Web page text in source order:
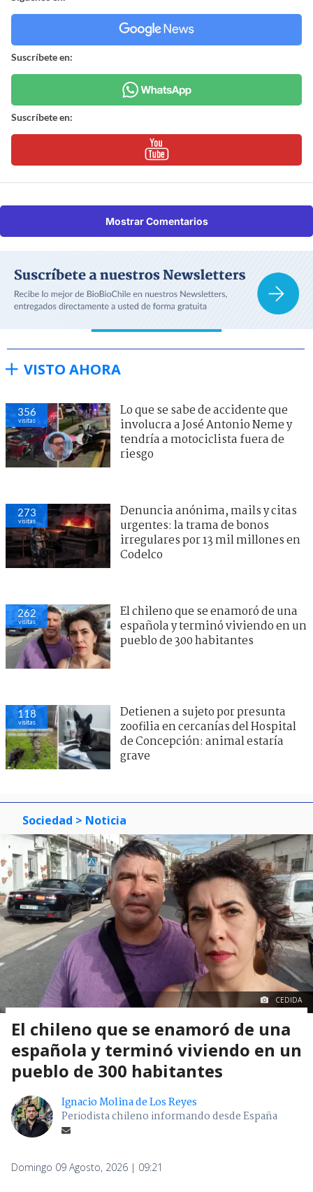
Suscríbete en:
Suscríbete en:
Mostrar Comentarios
VISTO AHORA
356
visitas
Lo que se sabe de accidente que
involucra a José Antonio Neme y
tendría a motociclista fuera de
riesgo
273
visitas
Denuncia anónima, mails y citas
urgentes: la trama de bonos
irregulares por 13 mil millones en
Codelco
262
visitas
El chileno que se enamoró de una
española y terminó viviendo en un
pueblo de 300 habitantes
118
visitas
Detienen a sujeto por presunta
zoofilia en cercanías del Hospital
de Concepción: animal estaría
grave
Sociedad > Noticia
CEDIDA
El chileno que se enamoró de una
española y terminó viviendo en un
pueblo de 300 habitantes
Ignacio Molina de Los Reyes
Periodista chileno informando desde España
Domingo 09 Agosto, 2026 | 09:21